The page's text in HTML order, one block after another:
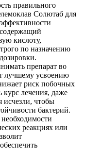
правильного
Солютаб для
кислоту,
по назначению
препарат во
лучшему усвоению
риск побочных
лечения, даже
исчезли, чтобы
бактерий.
реакциях или